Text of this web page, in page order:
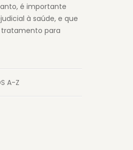
é importante
à saúde, e que
tratamento para
A-Z